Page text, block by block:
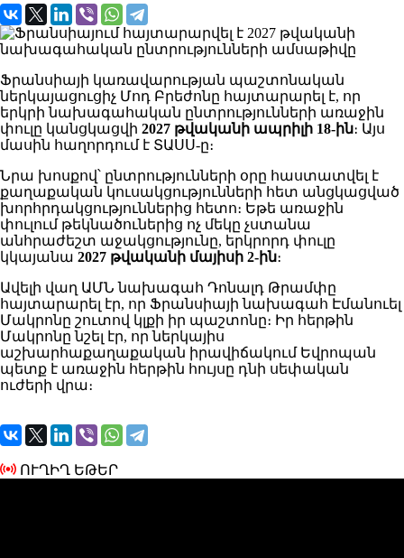
Ֆրանսիայի կառավարության պաշտոնական
ներկայացուցիչ Մոդ Բրեժոնը հայտարարել է, որ
երկրի նախագահական ընտրությունների առաջին
փուլը կանցկացվի 2027 թվականի ապրիլի 18-ին։ Այս
մասին հաղորդում է ՏԱՍՍ-ը։
Նրա խոսքով՝ ընտրությունների օրը հաստատվել է
քաղաքական կուսակցությունների հետ անցկացված
խորհրդակցություններից հետո։ Եթե առաջին
փուլում թեկնածուներից ոչ մեկը չստանա
անհրաժեշտ աջակցությունը, երկրորդ փուլը
կկայանա 2027 թվականի մայիսի 2-ին։
Ավելի վաղ ԱՄՆ նախագահ Դոնալդ Թրամփը
հայտարարել էր, որ Ֆրանսիայի նախագահ Էմանուել
Մակրոնը շուտով կլքի իր պաշտոնը։ Իր հերթին
Մակրոնը նշել էր, որ ներկայիս
աշխարհաքաղաքական իրավիճակում Եվրոպան
պետք է առաջին հերթին հույսը դնի սեփական
ուժերի վրա։
ՈՒՂԻՂ ԵԹԵՐ